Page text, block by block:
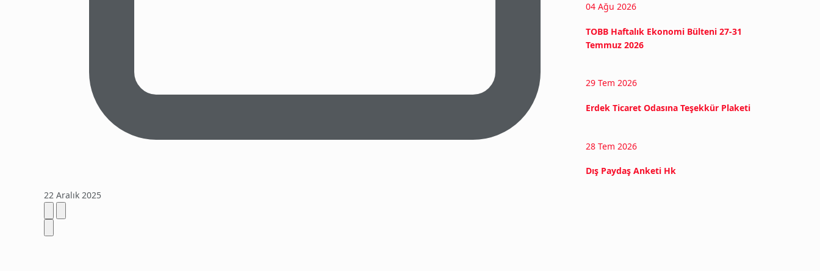
22 Aralık 2025
04 Ağu 2026
TOBB Haftalık Ekonomi Bülteni 27-31
Temmuz 2026
29 Tem 2026
Erdek Ticaret Odasına Teşekkür Plaketi
28 Tem 2026
Dış Paydaş Anketi Hk